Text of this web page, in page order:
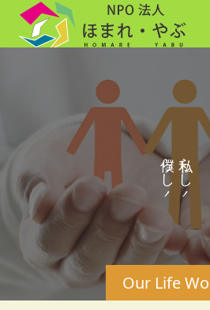
Our Life
ら
し
く
ら
し
く